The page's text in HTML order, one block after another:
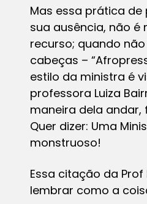
Mas essa prática
sua ausência, não é
recurso; quando
cabeças –
estilo da ministra é
professora Luiza
maneira dela andar,
Quer dizer: Uma
monstruoso!
Essa citação da
lembrar como a